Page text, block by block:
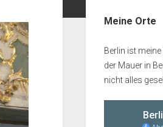
Meine Orte
Berlin ist
der Mauer in
nicht alles